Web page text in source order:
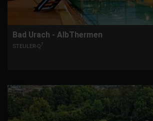
Bad Urach - AlbThermen
STEULER-Q7